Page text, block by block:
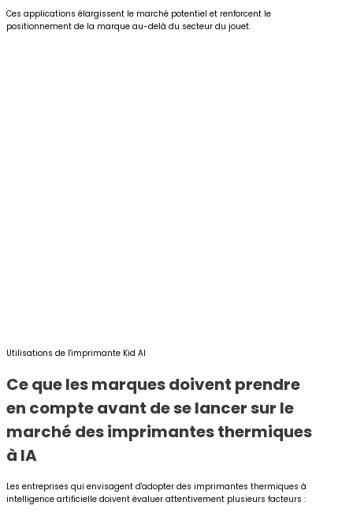
Ces applications élargissent le marché potentiel et renforcent le
positionnement de la marque au-delà du secteur du jouet.
Utilisations de l'imprimante Kid AI
Ce que les marques doivent prendre
en compte avant de se lancer sur le
marché des imprimantes thermiques
à IA
Les entreprises qui envisagent d'adopter des imprimantes thermiques à
intelligence artificielle doivent évaluer attentivement plusieurs facteurs :